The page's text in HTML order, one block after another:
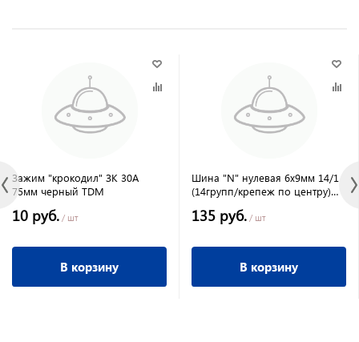
Зажим "крокодил" ЗК 30А
75мм черный TDM
10 руб. / шт
В корзину
Шина "N" нулевая 6х9мм 14/1
(14групп/крепеж по центру)
135 руб. / шт
В корзину